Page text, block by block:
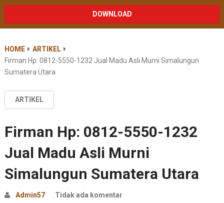
DOWNLOAD
HOME
ARTIKEL
Firman Hp: 0812-5550-1232 Jual Madu Asli Murni Simalungun
Sumatera Utara
ARTIKEL
Firman Hp: 0812-5550-1232
Jual Madu Asli Murni
Simalungun Sumatera Utara
Admin57 Tidak ada komentar